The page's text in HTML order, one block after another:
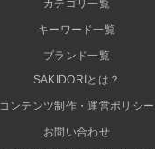
カテゴリ一覧
キーワード一覧
ブランド一覧
SAKIDORIとは？
コンテンツ制作・運営ポリシー
お問い合わせ